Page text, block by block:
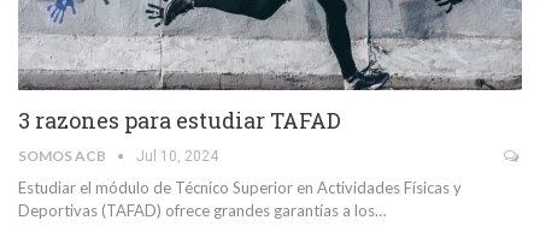
3 razones para estudiar TAFAD
SOMOS ACB Jul 10, 2024
Estudiar el módulo de Técnico Superior en Actividades Físicas y
Deportivas (TAFAD) ofrece grandes garantías a los…